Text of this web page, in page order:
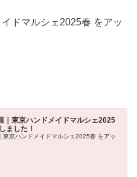
ドマルシェ2025春 をアッ
｜東京ハンドメイドマルシェ2025
ました！
東京ハンドメイドマルシェ2025春 をアッ